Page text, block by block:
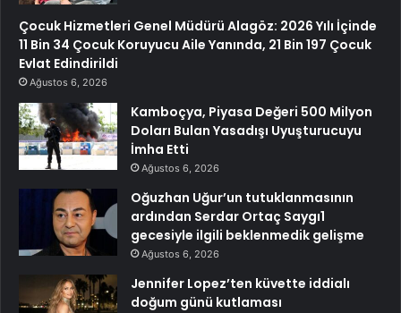
Çocuk Hizmetleri Genel Müdürü Alagöz: 2026 Yılı İçinde
11 Bin 34 Çocuk Koruyucu Aile Yanında, 21 Bin 197 Çocuk
Evlat Edindirildi
Ağustos 6, 2026
Kamboçya, Piyasa Değeri 500 Milyon
Doları Bulan Yasadışı Uyuşturucuyu
İmha Etti
Ağustos 6, 2026
Oğuzhan Uğur’un tutuklanmasının
ardından Serdar Ortaç Saygı1
gecesiyle ilgili beklenmedik gelişme
Ağustos 6, 2026
Jennifer Lopez’ten küvette iddialı
doğum günü kutlaması